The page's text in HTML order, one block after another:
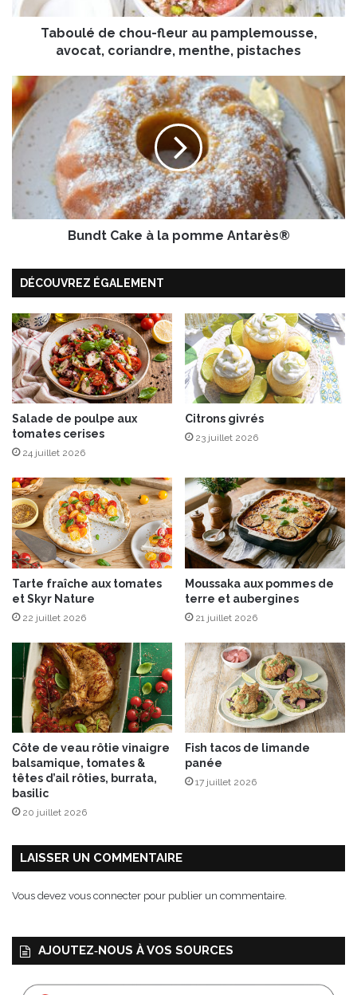
e
u
-
f
l
e
u
m
l
e
m
o
u
s
s
e
,
a
o
c
a
t
,
c
r
i
,
m
e
n
t
e
i
t
c
Taboulé de chou-fleur au pamplemousse,
avocat, coriandre, menthe, pistaches
B
u
n
d
t
a
e
a
m
m
e
A
n
t
a
r
è
®
Bundt Cake à la pomme Antarès®
DÉCOUVREZ ÉGALEMENT
Salade de poulpe aux
tomates cerises
24 juillet 2026
Citrons givrés
23 juillet 2026
Tarte fraîche aux tomates
et Skyr Nature
22 juillet 2026
Moussaka aux pommes de
terre et aubergines
21 juillet 2026
Côte de veau rôtie vinaigre
balsamique, tomates &
têtes d’ail rôties, burrata,
basilic
20 juillet 2026
Fish tacos de limande
panée
17 juillet 2026
LAISSER UN COMMENTAIRE
Vous devez vous connecter pour publier un commentaire.
AJOUTEZ‑NOUS À VOS SOURCES